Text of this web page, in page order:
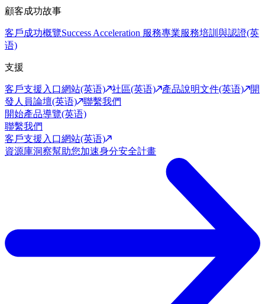
顧客成功故事
客戶成功概覽Success Acceleration 服務專業服務培訓與認證(英
语)
支援
客戶支援入口網站(英语) 社區(英语) 產品說明文件(英语)
開
發人員論壇(英语)
聯繫我們
開始產品導覽(英语)
聯繫我們
客戶支援入口網站(英语)
資源庫洞察幫助您加速身分安全計畫